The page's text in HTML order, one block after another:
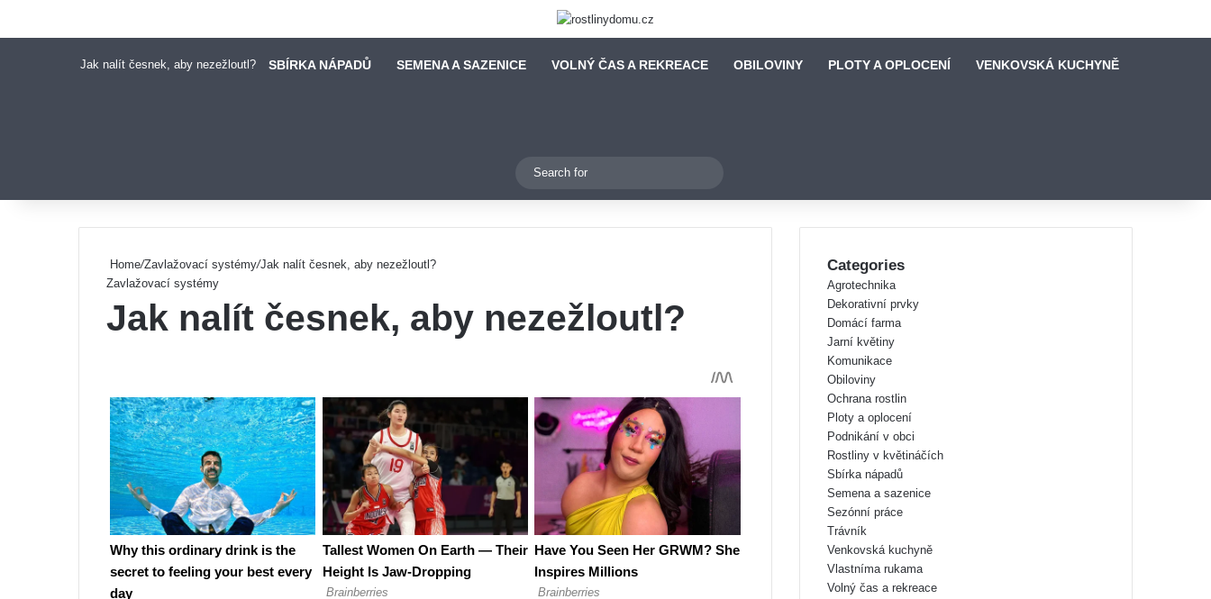
Jak nalít česnek, aby nezežloutl? SBÍRKA NÁPADŮ SEMENA A SAZENICE VOLNÝ ČAS A REKREACE OBILOVINY PLOTY A OPLOCENÍ VENKOVSKÁ KUCHYNĚ
Switch skin
for
Home/Zavlažovací systémy/Jak nalít česnek, aby nezežloutl?
Zavlažovací systémy
Jak nalít česnek, aby nezežloutl?
Categories
Agrotechnika
Dekorativní prvky
Domácí farma
Jarní květiny
Komunikace
Obiloviny
Ochrana rostlin
Ploty a oplocení
Podnikání v obci
Rostliny v květináčích
Sbírka nápadů
Semena a sazenice
Sezónní práce
Trávník
Venkovská kuchyně
Vlastníma rukama
Volný čas a rekreace